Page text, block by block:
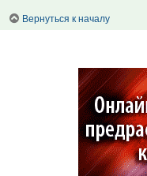
Вернуться к началу